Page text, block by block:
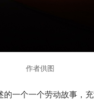
作者供图
一个一个劳动故事，